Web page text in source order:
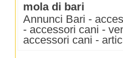
mola di bari
Annunci Bari -
- accessori cani -
accessori cani -